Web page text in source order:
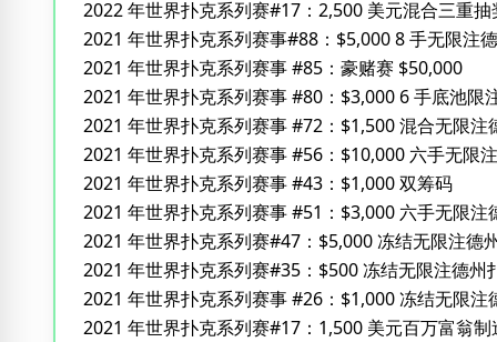
2022 年世界扑克系列赛#17：2,500 美元混合三重抽
2021 年世界扑克系列赛事#88：$5,000 8 手无限注
2021 年世界扑克系列赛事 #85：豪赌赛 $50,000
2021 年世界扑克系列赛事 #80：$3,000 6 手底池限
2021 年世界扑克系列赛事 #72：$1,500 混合无限
2021 年世界扑克系列赛事 #56：$10,000 六手无限
2021 年世界扑克系列赛事 #43：$1,000 双筹码
2021 年世界扑克系列赛事 #51：$3,000 六手无限注
2021 年世界扑克系列赛#47：$5,000 冻结无限注德
2021 年世界扑克系列赛#35：$500 冻结无限注德州
2021 年世界扑克系列赛事 #26：$1,000 冻结无限注
2021 年世界扑克系列赛#17：1,500 美元百万富翁